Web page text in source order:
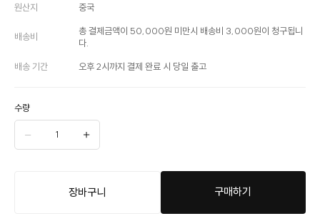
원산지 중국
배송비
총 결제금액이 50,000원 미만시 배송비 3,000원이 청구됩니
다.
배송 기간 오후 2시까지 결제 완료 시 당일 출고
수량
장바구니 구매하기